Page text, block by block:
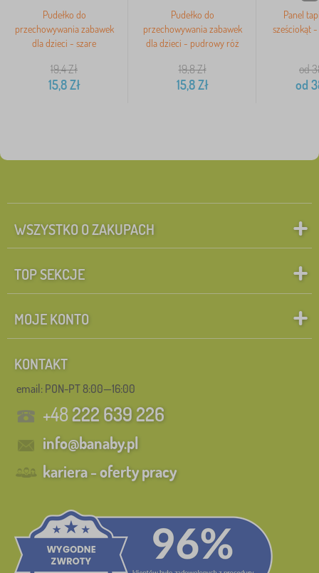
Pudełko do
przechowywania zabawek
dla dzieci - szare
19,4Zł
15,8Zł
Pudełko do
przechowywania zabawek
dla dzieci - pudrowy róż
19,8Zł
15,8Zł
Panel
sześciokąt
od
od
WSZYSTKO O ZAKUPACH
TOP SEKCJE
MOJE KONTO
KONTAKT
email: PON-PT 8:00—16:00
+48222 639 226
info@banaby.pl
kariera - oferty pracy